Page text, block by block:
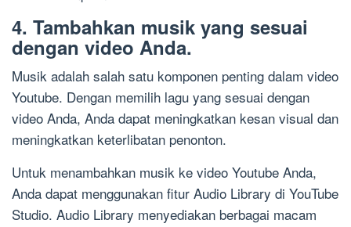
4. Tambahkan musik yang sesuai
dengan video Anda.
Musik adalah salah satu komponen penting dalam video
Youtube. Dengan memilih lagu yang sesuai dengan
video Anda, Anda dapat meningkatkan kesan visual dan
meningkatkan keterlibatan penonton.
Untuk menambahkan musik ke video Youtube Anda,
Anda dapat menggunakan fitur Audio Library di YouTube
Studio. Audio Library menyediakan berbagai macam